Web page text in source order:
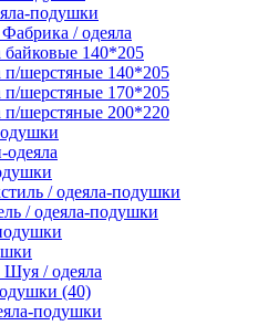
подушки
/ одеяла
140*205
шерстяные 140*205
шерстяные 170*205
шерстяные 200*220
/ одеяла-подушки
/ одеяла-подушки
Шуя / одеяла
(40)
подушки